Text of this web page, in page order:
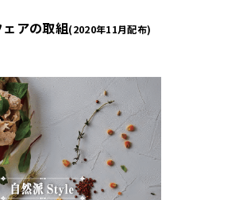
アの取組(2020年11月配布)